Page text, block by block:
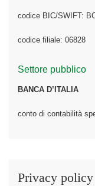
codice BIC/SWIFT:
codice filiale: 06828
Settore pubblico
BANCA D’ITALIA
conto di contabilità
Privacy policy